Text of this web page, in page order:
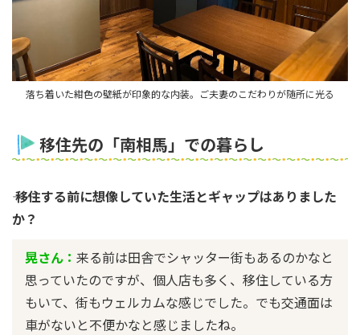
落ち着いた紺色の壁紙が印象的な内装。ご夫妻のこだわりが随所に光る
移住先の「南相馬」での暮らし
―― 移住する前に想像していた生活とギャップはありました
か？
晃さん： 来る前は田舎でシャッター街もあるのかなと
思っていたのですが、個人店も多く、移住している方
もいて、街もウェルカムな感じでした。でも交通面は
車がないと不便かなと感じましたね。